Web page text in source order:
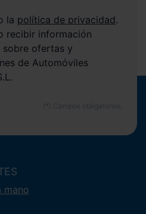
la política de privacidad.
recibir información
sobre ofertas y
de Automóviles
mano